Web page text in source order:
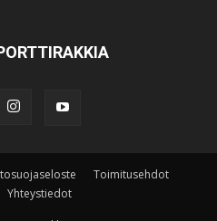
Toimitusehdot
Yhteystiedot